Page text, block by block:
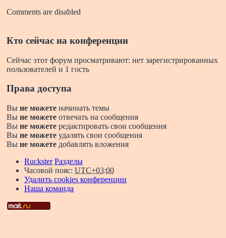
Comments are disabled
Кто сейчас на конференции
Сейчас этот форум просматривают: нет зарегистрированных
пользователей и 1 гость
Права доступа
Вы не можете начинать темы
Вы не можете отвечать на сообщения
Вы не можете редактировать свои сообщения
Вы не можете удалять свои сообщения
Вы не можете добавлять вложения
Ruckster Разделы
Часовой пояс: UTC+03:00
Удалить cookies конференции
Наша команда